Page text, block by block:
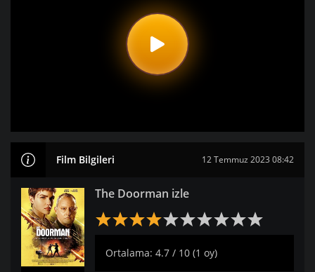
Film Bilgileri 12 Temmuz 2023 08:42
The Doorman izle
Ortalama: 4.7 / 10 (1 oy)